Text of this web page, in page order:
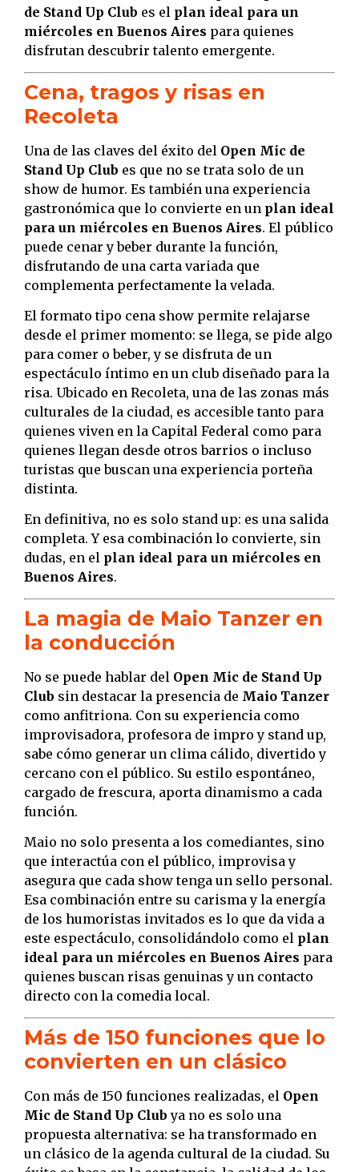
de Stand Up Club es el plan ideal para un
miércoles en Buenos Aires para quienes
disfrutan descubrir talento emergente.
Cena, tragos y risas en
Recoleta
Una de las claves del éxito del Open Mic de
Stand Up Club es que no se trata solo de un
show de humor. Es también una experiencia
gastronómica que lo convierte en un plan ideal
para un miércoles en Buenos Aires. El público
puede cenar y beber durante la función,
disfrutando de una carta variada que
complementa perfectamente la velada.
El formato tipo cena show permite relajarse
desde el primer momento: se llega, se pide algo
para comer o beber, y se disfruta de un
espectáculo íntimo en un club diseñado para la
risa. Ubicado en Recoleta, una de las zonas más
culturales de la ciudad, es accesible tanto para
quienes viven en la Capital Federal como para
quienes llegan desde otros barrios o incluso
turistas que buscan una experiencia porteña
distinta.
En definitiva, no es solo stand up: es una salida
completa. Y esa combinación lo convierte, sin
dudas, en el plan ideal para un miércoles en
Buenos Aires.
La magia de Maio Tanzer en
la conducción
No se puede hablar del Open Mic de Stand Up
Club sin destacar la presencia de Maio Tanzer
como anfitriona. Con su experiencia como
improvisadora, profesora de impro y stand up,
sabe cómo generar un clima cálido, divertido y
cercano con el público. Su estilo espontáneo,
cargado de frescura, aporta dinamismo a cada
función.
Maio no solo presenta a los comediantes, sino
que interactúa con el público, improvisa y
asegura que cada show tenga un sello personal.
Esa combinación entre su carisma y la energía
de los humoristas invitados es lo que da vida a
este espectáculo, consolidándolo como el plan
ideal para un miércoles en Buenos Aires para
quienes buscan risas genuinas y un contacto
directo con la comedia local.
Más de 150 funciones que lo
convierten en un clásico
Con más de 150 funciones realizadas, el Open
Mic de Stand Up Club ya no es solo una
propuesta alternativa: se ha transformado en
un clásico de la agenda cultural de la ciudad. Su